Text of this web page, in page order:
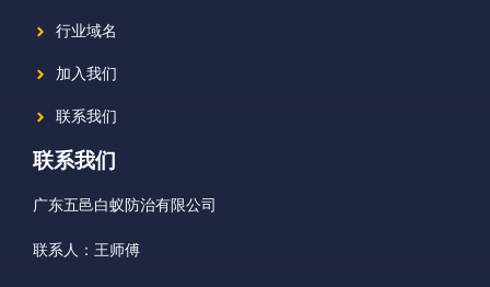
行业域名
加入我们
联系我们
联系我们
广东五邑白蚁防治有限公司
联系人：王师傅